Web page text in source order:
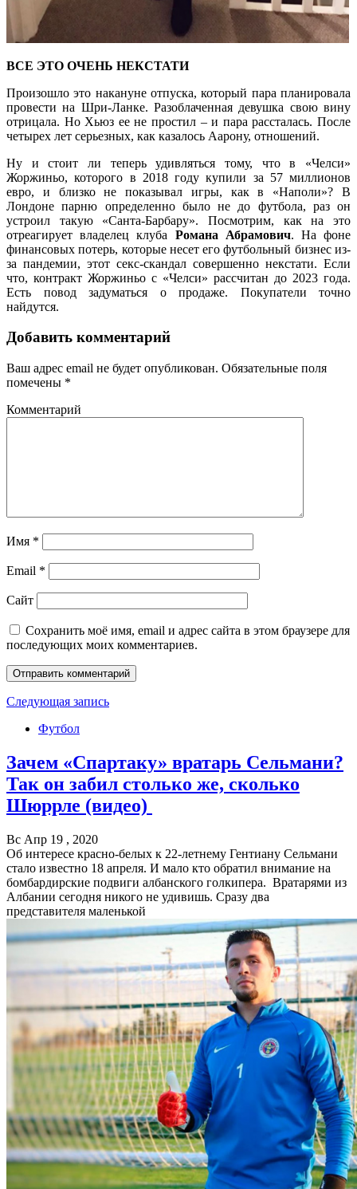
ВСЕ ЭТО ОЧЕНЬ НЕКСТАТИ
Произошло это накануне отпуска, который пара планировала
провести на Шри-Ланке. Разоблаченная девушка свою вину
отрицала. Но Хьюз ее не простил – и пара рассталась. После
четырех лет серьезных, как казалось Аарону, отношений.
Ну и стоит ли теперь удивляться тому, что в «Челси»
Жоржиньо, которого в 2018 году купили за 57 миллионов
евро, и близко не показывал игры, как в «Наполи»? В
Лондоне парню определенно было не до футбола, раз он
устроил такую «Санта-Барбару». Посмотрим, как на это
отреагирует владелец клуба Романа Абрамович. На фоне
финансовых потерь, которые несет его футбольный бизнес из-
за пандемии, этот секс-скандал совершенно некстати. Если
что, контракт Жоржиньо с «Челси» рассчитан до 2023 года.
Есть повод задуматься о продаже. Покупатели точно
найдутся.
Добавить комментарий
Ваш адрес email не будет опубликован. Обязательные поля
помечены *
Комментарий
Имя *
Email *
Сайт
Сохранить моё имя, email и адрес сайта в этом браузере для
последующих моих комментариев.
Следующая запись
Футбол
Зачем «Спартаку» вратарь Сельмани?
Так он забил столько же, сколько
Шюррле (видео)
Вс Апр 19 , 2020
Об интересе красно-белых к 22-летнему Гентиану Сельмани
стало известно 18 апреля. И мало кто обратил внимание на
бомбардирские подвиги албанского голкипера. Вратарями из
Албании сегодня никого не удивишь. Сразу два
представителя маленькой